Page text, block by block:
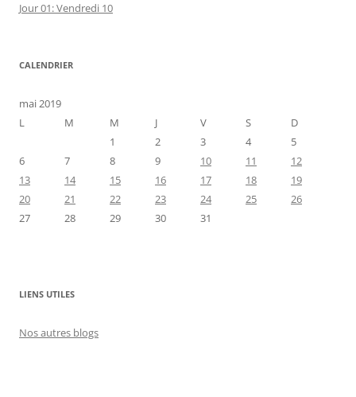
Jour 01: Vendredi 10
CALENDRIER
mai 2019
L
M M J V S
D
1
2 3 4
5
6
7 8 9 10 11
12
13
14 15 16 17 18
19
20
21 22 23 24 25
26
27
28 29 30 31
LIENS UTILES
Nos autres blogs